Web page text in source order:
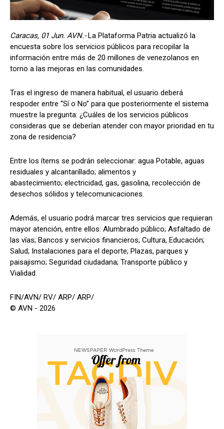
Caracas, 01 Jun. AVN.-La Plataforma Patria actualizó la
encuesta sobre los servicios públicos para recopilar la
información entre más de 20 millones de venezolanos en
torno a las mejoras en las comunidades.
Tras el ingreso de manera habitual, el usuario deberá
respoder entre “Sí o No” para que posteriormente el sistema
muestre la pregunta: ¿Cuáles de los servicios públicos
consideras que se deberían atender con mayor prioridad en tu
zona de residencia?
Entre los ítems se podrán seleccionar: agua Potable, aguas
residuales y alcantarillado; alimentos y
abastecimiento; electricidad, gas, gasolina, recolección de
desechos sólidos y telecomunicaciones.
Además, el usuario podrá marcar tres servicios que requieran
mayor atención, entre ellos: Alumbrado público; Asfaltado de
las vías; Bancos y servicios financieros; Cultura, Educación;
Salud; Instalaciones para el deporte; Plazas, parques y
paisajismo; Seguridad ciudadana; Transporte público y
Vialidad.
FIN/AVN/ RV/ ARP/ ARP/
© AVN - 2026